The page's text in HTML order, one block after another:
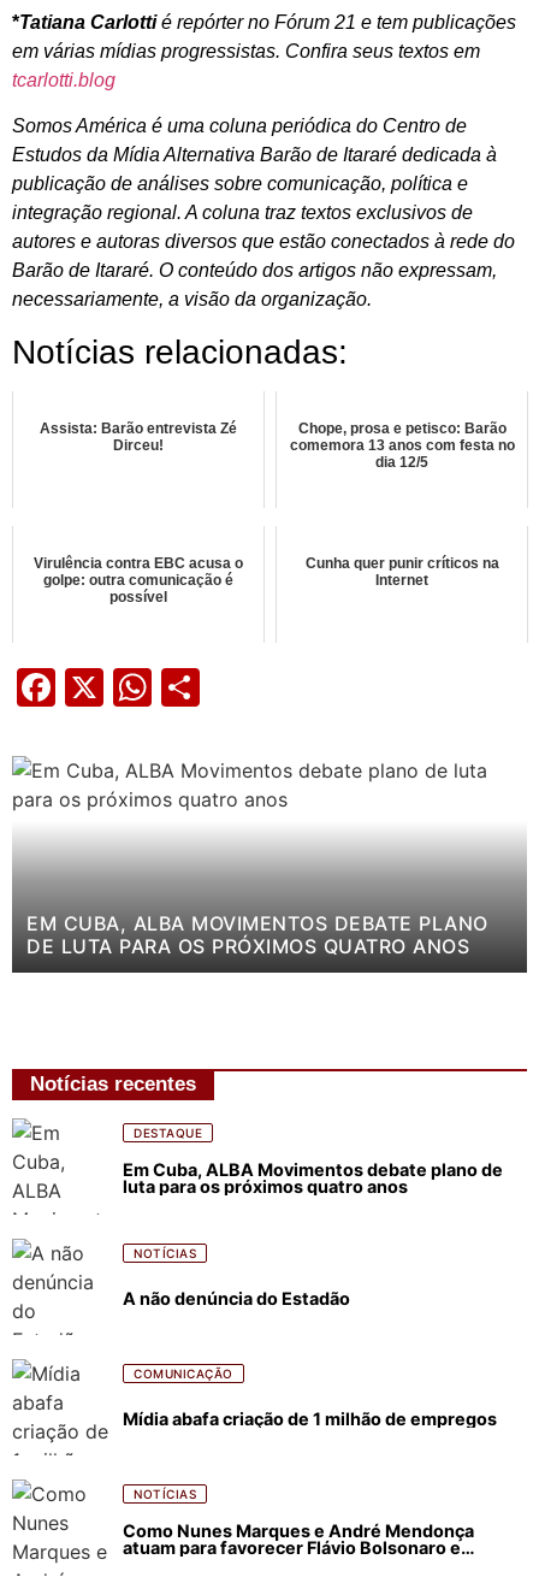
*Tatiana Carlottié repórter no Fórum 21 e tem publicações
em várias mídias progressistas. Confira seus textos em
tcarlotti.blog
Somos América é uma coluna periódica do Centro de
Estudos da Mídia Alternativa Barão de Itararé dedicada à
publicação de análises sobre comunicação, política e
integração regional. A coluna traz textos exclusivos de
autores e autoras diversos que estão conectados à rede do
Barão de Itararé. O conteúdo dos artigos não expressam,
necessariamente, a visão da organização.
Notícias relacionadas:
Assista: Barão entrevista Zé
Dirceu!
Chope, prosa e petisco: Barão
comemora 13 anos com festa no
dia 12/5
Virulência contra EBC acusa o
golpe: outra comunicação é
possível
Cunha quer punir críticos na
Internet
Facebook
X WhatsApp
EM CUBA, ALBA MOVIMENTOS DEBATE PLANO
DE LUTA PARA OS PRÓXIMOS QUATRO ANOS
Notícias recentes
DESTAQUE
Em Cuba, ALBA Movimentos debate plano de
luta para os próximos quatro anos
NOTÍCIAS
A não denúncia do Estadão
COMUNICAÇÃO
Mídia abafa criação de 1 milhão de empregos
NOTÍCIAS
Como Nunes Marques e André Mendonça
atuam para favorecer Flávio Bolsonaro e